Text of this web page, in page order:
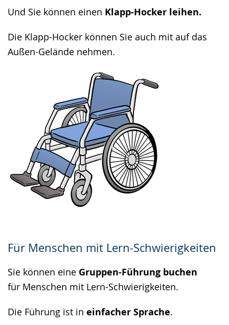
Und Sie können einen Klapp-Hocker leihen.
Die Klapp-Hocker können Sie auch mit auf das
Außen-Gelände nehmen.
Für Menschen mit Lern-Schwierigkeiten
Sie können eine Gruppen-Führung buchen
für Menschen mit Lern-Schwierigkeiten.
Die Führung ist in einfacher Sprache.